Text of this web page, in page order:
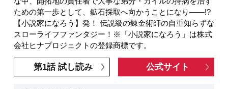
ための第一歩として、鉱石採取へ向かうことになり――!?
【小説家になろう】発！ 伝説級の錬金術師の自重知らずな
スローライフファンタジー！※「小説家になろう」は株式
会社ヒナプロジェクトの登録商標です。
第1話 試し読み 公式サイト